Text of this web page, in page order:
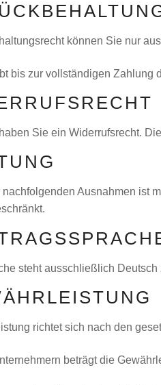
können Sie nur
bis zur vollständigen Zahlung
Sie ein Widerrufsrecht.
Ausnahmen ist
steht ausschließlich Deutsch
richtet sich nach den
beträgt die